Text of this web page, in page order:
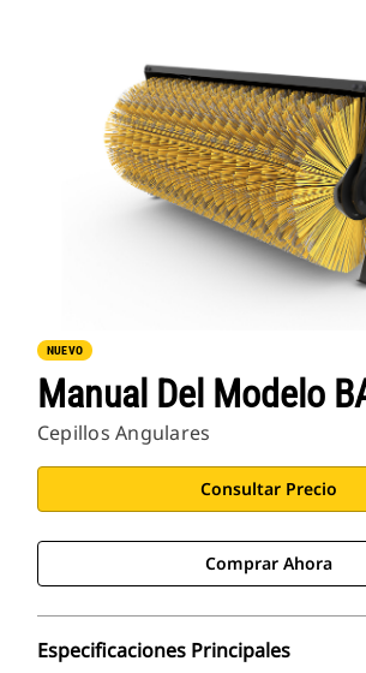
NUEVO
Manual Del Modelo
Cepillos Angulares
Consultar Precio
Comprar Ahora
Especificaciones Principales